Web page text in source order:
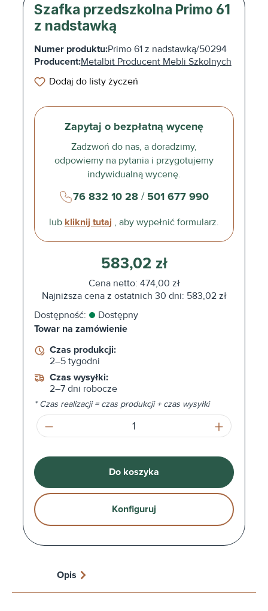
Szafka przedszkolna Primo 61
z nadstawką
Numer produktu:Primo 61 z nadstawką/50294
Producent:Metalbit Producent Mebli Szkolnych
Dodaj do listy życzeń
Zapytaj o bezpłatną wycenę
Zadzwoń do nas, a doradzimy,
odpowiemy na pytania i przygotujemy
indywidualną wycenę.
76 832 10 28/ 501 677 990
lub kliknij tutaj , aby wypełnić formularz.
583,02 zł
Cena netto: 474,00 zł
Najniższa cena z ostatnich 30 dni: 583,02 zł
Dostępność:
Dostępny
Towar na zamówienie
Czas produkcji:
2–5 tygodni
Czas wysyłki:
2–7 dni robocze
* Czas realizacji = czas produkcji + czas wysyłki
Ilość produktu: Wprowadź żądaną
Do koszyka
Konfiguruj
Opis